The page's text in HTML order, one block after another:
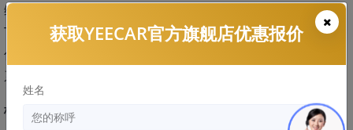
综上，总结一些，在隐形车衣的众多材质选择中，其中脂肪族
TPU，优于芳香族TPU，优于TPH，优于PVC，优于PU。如果
你对以上内容有任何疑问、意见或建议，欢迎与我们取得联
系。希望对你有帮助！
标签： 漆面保护膜
获取YEECAR官方旗舰店优惠报价
姓名